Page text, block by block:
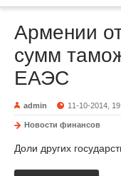
Армении
сумм
ЕАЭС
admin 11-10-2014,
Новости финансов
Доли других